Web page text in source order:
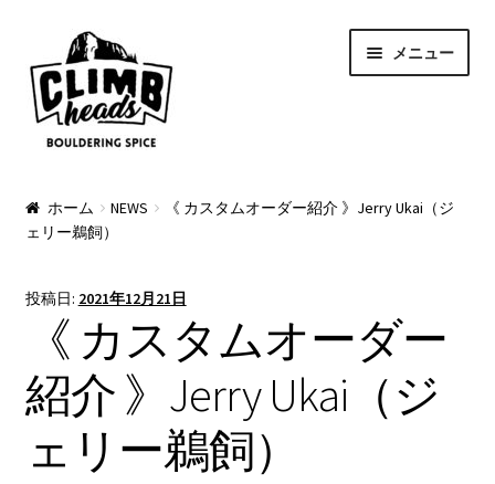
ビ
ゲ
ー
ン
へ
キ
ン
テ
ン
ス
キ
プ
メニュー
Pads
Apparel
Bag & Accessory
Pad Option
Custom Charge
ホーム NEWS
《 カスタムオーダー紹介 》Jerry Ukai（ジ
ェリー鵜飼）
投稿日: 2021年12月21日
《 カスタムオーダー
紹介 》Jerry Ukai（ジ
ェリー鵜飼）